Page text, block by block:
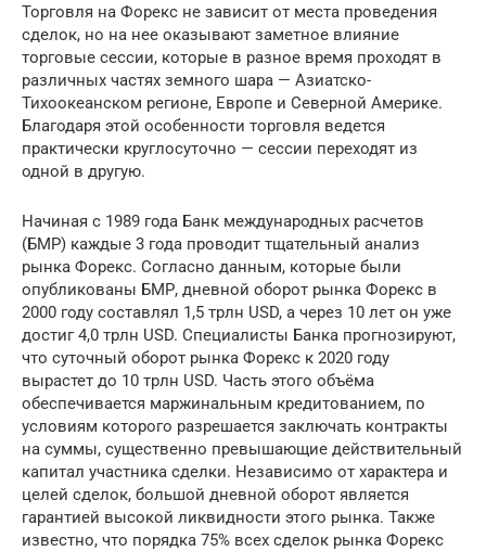
Торговля на Форекс не зависит от места проведения
сделок, но на нее оказывают заметное влияние
торговые сессии, которые в разное время проходят в
различных частях земного шара — Азиатско-
Тихоокеанском регионе, Европе и Северной Америке.
Благодаря этой особенности торговля ведется
практически круглосуточно — сессии переходят из
одной в другую.
Начиная с 1989 года Банк международных расчетов
(БМР) каждые 3 года проводит тщательный анализ
рынка Форекс. Согласно данным, которые были
опубликованы БМР, дневной оборот рынка Форекс в
2000 году составлял 1,5 трлн USD, а через 10 лет он уже
достиг 4,0 трлн USD. Специалисты Банка прогнозируют,
что суточный оборот рынка Форекс к 2020 году
вырастет до 10 трлн USD. Часть этого объёма
обеспечивается маржинальным кредитованием, по
условиям которого разрешается заключать контракты
на суммы, существенно превышающие действительный
капитал участника сделки. Независимо от характера и
целей сделок, большой дневной оборот является
гарантией высокой ликвидности этого рынка. Также
известно, что порядка 75% всех сделок рынка Форекс